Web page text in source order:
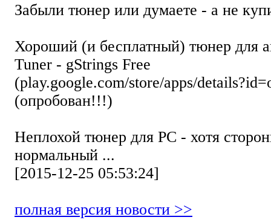
Забыли тюнер или думаете - а не
Хороший (и бесплатный) тюнер для
Tuner - gStrings Free
(play.google.com/store/apps/
(опробован!!!)
Неплохой тюнер для РС - хотя
нормальный ...
[2015-12-25 05:53:24]
полная версия новости >>